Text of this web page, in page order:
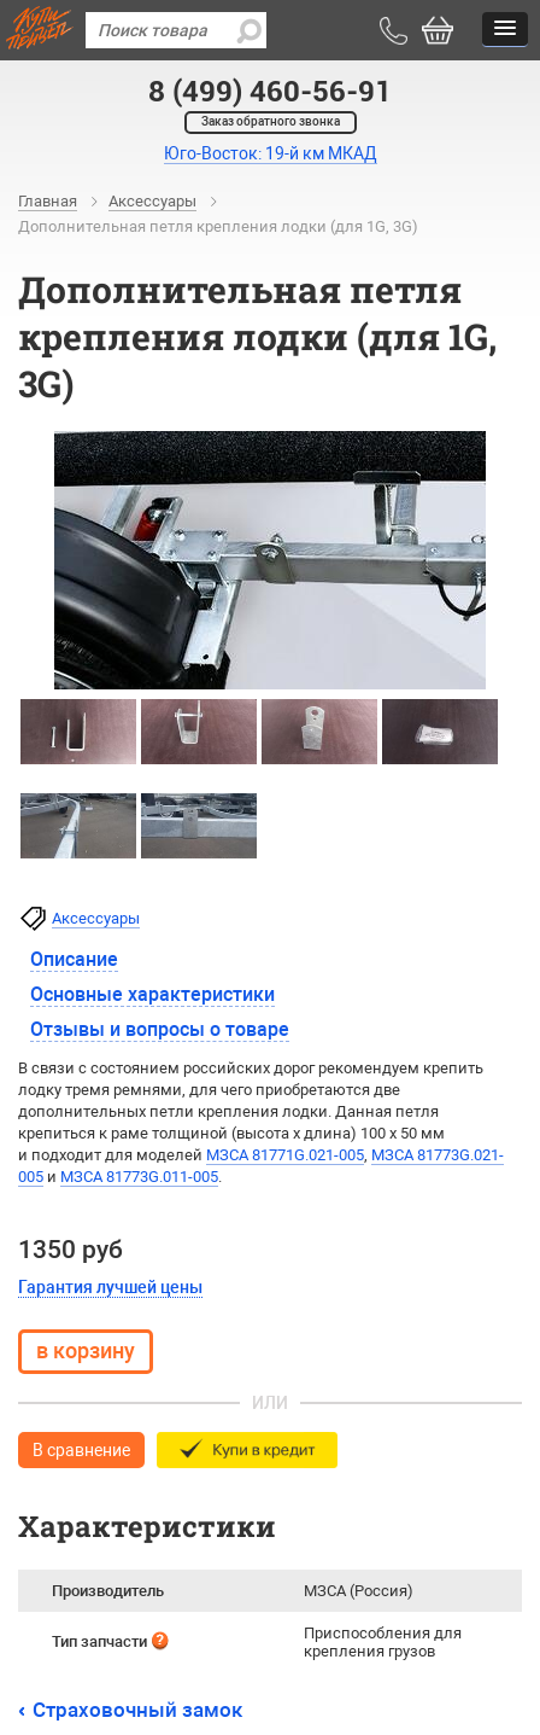
8 (499) 460-56-91
Заказ обратного звонка
Юго-Восток: 19-й км МКАД
Главная
Аксессуары
Дополнительная петля крепления лодки (для 1G, 3G)
Дополнительная петля
крепления лодки (для 1G,
3G)
Аксессуары
Описание
Основные характеристики
Отзывы и вопросы о товаре
В связи с состоянием российских дорог рекомендуем крепить
лодку тремя ремнями, для чего приобретаются две
дополнительных петли крепления лодки. Данная петля
крепиться к раме толщиной (высота х длина) 100 х 50 мм
и подходит для моделей МЗСА 81771G.021-005, МЗСА 81773G.021-
005 и МЗСА 81773G.011-005.
1350 руб
Гарантия лучшей цены
ИЛИ
В сравнение
Характеристики
Производитель МЗСА (Россия)
Тип запчасти
Приспособления для
крепления грузов
Страховочный замок